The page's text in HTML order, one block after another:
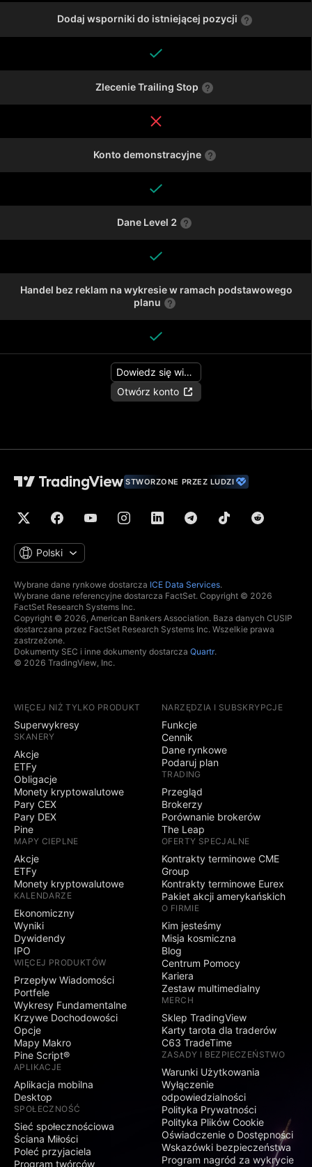
Dodaj wsporniki do istniejącej pozycji
Zlecenie Trailing Stop
Konto demonstracyjne
Dane Level 2
Handel bez reklam na wykresie w ramach podstawowego
planu
Dowiedz się więcej
Otwórz konto
STWORZONE PRZEZ LUDZI
Polski
Wybrane dane rynkowe dostarcza ICE Data Services.
Wybrane dane referencyjne dostarcza FactSet. Copyright © 2026
FactSet Research Systems Inc.
Copyright © 2026, American Bankers Association. Baza danych CUSIP
dostarczana przez FactSet Research Systems Inc. Wszelkie prawa
zastrzeżone.
Dokumenty SEC i inne dokumenty dostarcza Quartr.
© 2026 TradingView, Inc.
WIĘCEJ NIŻ TYLKO PRODUKT
Superwykresy
SKANERY
Akcje
ETFy
Obligacje
Monety kryptowalutowe
Pary CEX
Pary DEX
Pine
MAPY CIEPLNE
Akcje
ETFy
Monety kryptowalutowe
KALENDARZE
Ekonomiczny
Wyniki
Dywidendy
IPO
WIĘCEJ PRODUKTÓW
Przepływ Wiadomości
Portfele
Wykresy Fundamentalne
Krzywe Dochodowości
Opcje
Mapy Makro
Pine Script®
APLIKACJE
Aplikacja mobilna
Desktop
SPOŁECZNOŚĆ
Sieć społecznościowa
Ściana Miłości
Poleć przyjaciela
Program twórców
NARZĘDZIA I SUBSKRYPCJE
Funkcje
Cennik
Dane rynkowe
Podaruj plan
TRADING
Przegląd
Brokerzy
Porównanie brokerów
The Leap
OFERTY SPECJALNE
Kontrakty terminowe CME
Group
Kontrakty terminowe Eurex
Pakiet akcji amerykańskich
O FIRMIE
Kim jesteśmy
Misja kosmiczna
Blog
Centrum Pomocy
Kariera
Zestaw multimedialny
MERCH
Sklep TradingView
Karty tarota dla traderów
C63 TradeTime
ZASADY I BEZPIECZEŃSTWO
Warunki Użytkowania
Wyłączenie
odpowiedzialności
Polityka Prywatności
Polityka Plików Cookie
Oświadczenie o Dostępności
Wskazówki bezpieczeństwa
Program nagród za wykrycie